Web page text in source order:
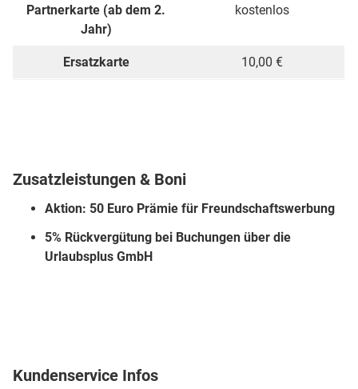
Partnerkarte (ab dem 2.
Jahr)
kostenlos
Ersatzkarte 10,00 €
Zusatzleistungen & Boni
Aktion: 50 Euro Prämie für Freundschaftswerbung
5% Rückvergütung bei Buchungen über die
Urlaubsplus GmbH
Kundenservice Infos